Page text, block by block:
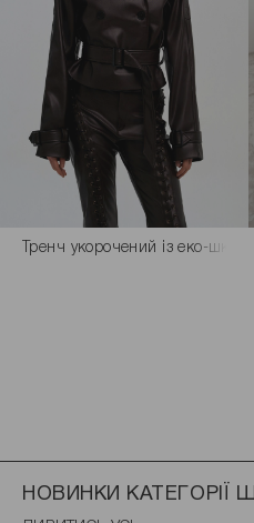
Тренч укорочений із еко-
НОВИНКИ КАТЕГОРІЇ